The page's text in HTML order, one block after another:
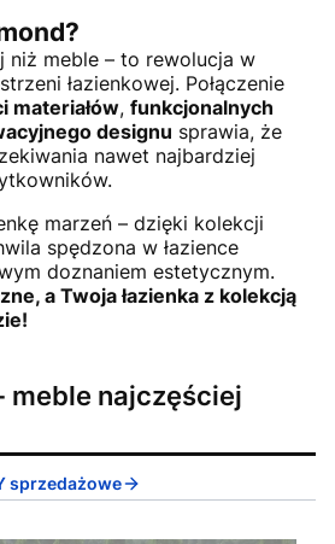
niż meble – to rewolucja w
łazienkowej. Połączenie
materiałów, funkcjonalnych
designu sprawia, że
nawet najbardziej
marzeń – dzięki kolekcji
spędzona w łazience
doznaniem estetycznym.
a Twoja łazienka z kolekcją
meble najczęściej
sprzedażowe